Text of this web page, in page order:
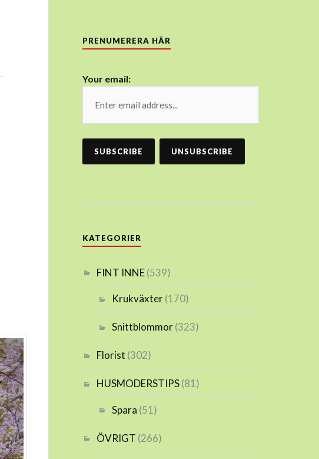
PRENUMERERA HÄR
Your email:
KATEGORIER
FINT INNE(539)
Krukväxter(170)
Snittblommor(323)
Florist (302)
HUSMODERSTIPS(81)
Spara (51)
ÖVRIGT (266)